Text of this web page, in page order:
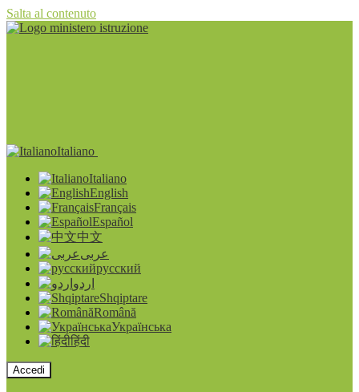
Salta al contenuto
Italiano
Italiano
English
Français
Español
中文
عربى
русский
اردو
Shqiptare
Română
Українська
हिंदी
Accedi